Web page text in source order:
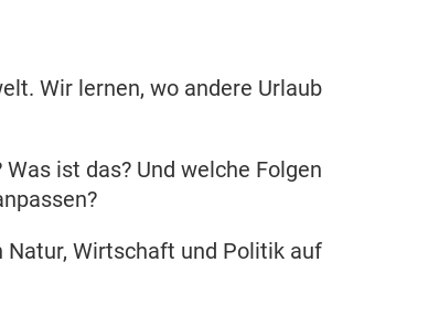
Wir lernen, wo andere Urlaub
ist das? Und welche Folgen
Natur, Wirtschaft und Politik auf